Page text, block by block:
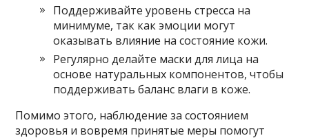
Поддерживайте уровень стресса на
минимуме, так как эмоции могут
оказывать влияние на состояние кожи.
Регулярно делайте маски для лица на
основе натуральных компонентов, чтобы
поддерживать баланс влаги в коже.
Помимо этого, наблюдение за состоянием
здоровья и вовремя принятые меры помогут